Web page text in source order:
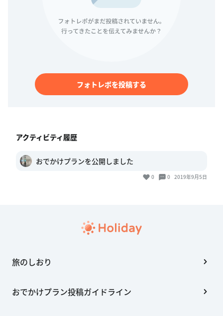
フォトレポを投稿する
アクティビティ履歴
おでかけプランを公開しました
0 0 2019年9月5日
旅のしおり
おでかけプラン投稿ガイドライン